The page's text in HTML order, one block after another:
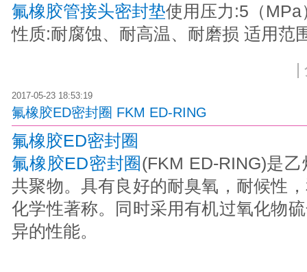
氟橡胶管接头密封垫使用压力:5（
性质:耐腐蚀、耐高温、耐磨损 适用范
2017-05-23 18:53:19
氟橡胶ED密封圈 FKM ED-RING
氟橡胶ED密封圈
氟橡胶ED密封圈 (FKM ED-RING)是
共聚物。具有良好的耐臭氧，耐候性
化学性著称。同时采用有机过氧化物
异的性能。